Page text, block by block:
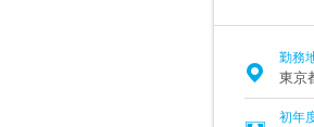
勤務
東京
初年